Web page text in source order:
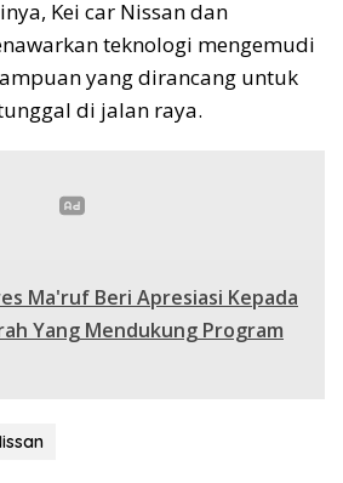
Kei car Nissan dan
teknologi mengemudi
yang dirancang untuk
di jalan raya.
Ma'ruf Beri Apresiasi Kepada
Yang Mendukung Program